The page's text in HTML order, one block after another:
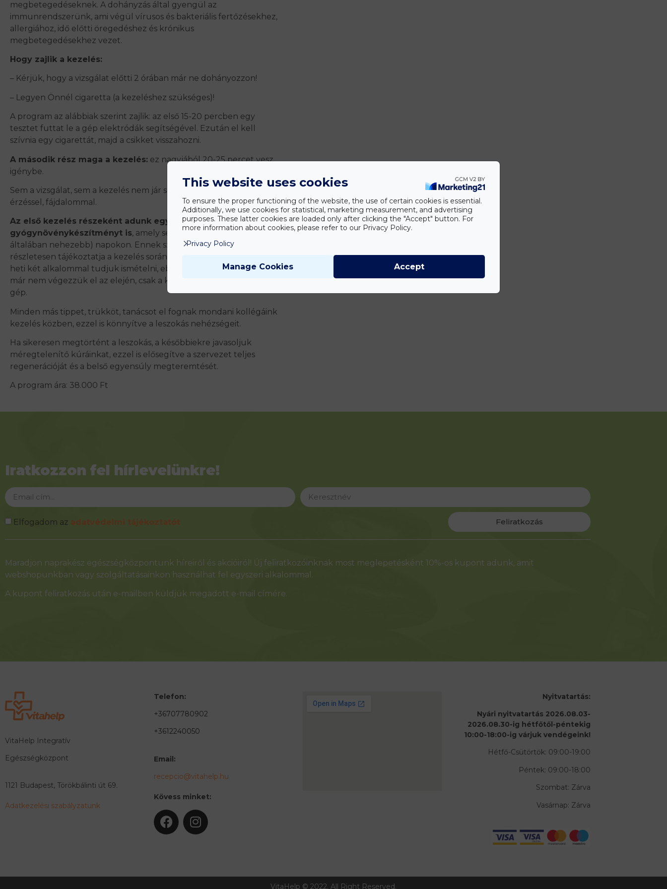
megbetegedéseknek. A dohányzás által gyengül az
immunrendszerünk, ami végül vírusos és bakteriális fertőzésekhez,
allergiához, idő előtti öregedéshez és krónikus
megbetegedésekhez vezet.
Hogy zajlik a kezelés:
– Kérjük, hogy a vizsgálat előtti 2 órában már ne dohányozzon!
– Legyen Önnél cigaretta (a kezeléshez szükséges)!
A program az alábbiak szerint zajlik: az első 15-20 percben egy
tesztet futtat le a gép elektródák segítségével. Ezután el kell
szívnia egy cigarettát, majd a csikket visszahozni.
A második rész maga a kezelés: ez nagyjából 20-25 percet vesz
igénybe.
Sem a vizsgálat, sem a kezelés nem jár semmilyen kellemetlen
érzéssel, fájdalommal.
Az első kezelés részeként adunk egy NAC nevű
gyógynövénykészítményt is, amely segítséget adhat az első (és
általában nehezebb) napokon. Ennek szedéséről terapeutánk
részletesen tájékoztatja a kezelés során. Szükség esetén a kezelést
heti két alkalommal tudjuk ismételni, ebben az esetben a tesztet
már nem végezzük el az elején, csak a kezelési protokollt ismétli a
gép.
Minden más tippet, trükköt, tanácsot el fognak mondani kollégáink
kezelés közben, ezzel is könnyítve a leszokás nehézségeit.
Ha sikeresen megtörtént a leszokás, a későbbiekre javasoljuk
méregtelenítő kúráinkat, ezzel is elősegítve a szervezet teljes
regenerációját és a belső egyensúly megteremtését.
A program ára: 38.000 Ft
Iratkozzon fel hírlevelünkre!
Elfogadom az
Feliratkozás
Alternative:
Maradjon naprakész egészségközpontunk híreiről és akcióiról! Új feliratkozóinknak most meglepetésként 10%-os kupont adunk, amit
webshopunkban vagy szolgáltatásainkon használhat fel egyszeri alkalommal.
A kupont feliratkozás után e-mailben küldjük megadott e-mail címére.
VitaHelp Integratív
Egészségközpont
1121 Budapest, Törökbálinti út 69.
Adatkezelési szabályzatunk
Telefon:
+36707780902
+3612240050
Email:
recepcio@vitahelp.hu
Kövess minket:
Nyitvatartás:
Nyári nyitvatartás 2026.08.03-
2026.08.30-ig hétfőtől-péntekig
10:00-18:00-ig várjuk vendégeink!
Hétfő-Csütörtök: 09:00-19:00
Péntek: 09:00-18:00
Szombat: Zárva
Vasárnap: Zárva
VitaHelp © 2022. All Right Reserved.
This website uses cookies
To ensure the proper functioning of the website, the use of certain cookies is essential.
Additionally, we use cookies for statistical, marketing measurement, and advertising
purposes. These latter cookies are loaded only after clicking the "Accept" button. For
more information about cookies, please refer to our Privacy Policy.
Privacy Policy
Manage Cookies Accept